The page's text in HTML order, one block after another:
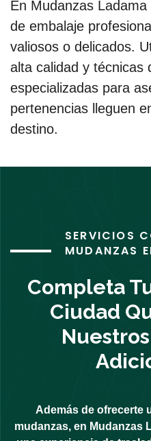
En Mudanzas
de embalaje
valiosos o delicados.
alta calidad y técnicas
especializadas para
pertenencias lleguen
destino.
SERVICIOS
MUDANZAS
Completa
Ciudad
Además de ofrecerte
mudanzas, en Mudanzas